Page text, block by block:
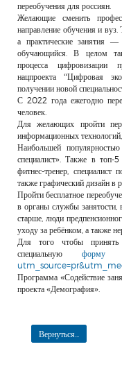
переобучения для россиян.
Желающие сменить
направление обучения и вуз.
а практические занятия
обучающийся. В целом
процесса цифровизации
нацпроекта “Цифровая
получении новой
С 2022 года ежегодно
человек.
Для желающих пройти
информационных
Наибольшей
специалист». Также в топ-
фитнес-тренер, специалист
также графический дизайн в
Пройти бесплатное
в органы службы
старше, люди
уходу за ребёнком, а также
Для того чтобы принять
специальную форму
Программа «Содействие
проекта «Демография».
Вернуться...